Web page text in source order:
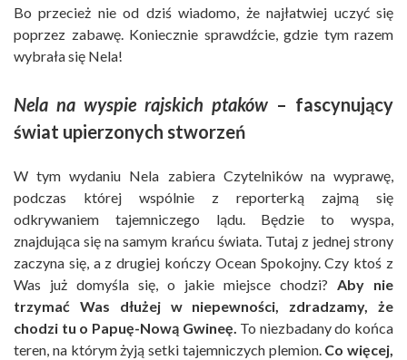
Bo przecież nie od dziś wiadomo, że najłatwiej uczyć się
poprzez zabawę. Koniecznie sprawdźcie, gdzie tym razem
wybrała się Nela!
Nela na wyspie rajskich ptaków – fascynujący
świat upierzonych stworzeń
W tym wydaniu Nela zabiera Czytelników na wyprawę,
podczas której wspólnie z reporterką zajmą się
odkrywaniem tajemniczego lądu. Będzie to wyspa,
znajdująca się na samym krańcu świata. Tutaj z jednej strony
zaczyna się, a z drugiej kończy Ocean Spokojny. Czy ktoś z
Was już domyśla się, o jakie miejsce chodzi? Aby nie
trzymać Was dłużej w niepewności, zdradzamy, że
chodzi tu o Papuę-Nową Gwineę. To niezbadany do końca
teren, na którym żyją setki tajemniczych plemion. Co więcej,